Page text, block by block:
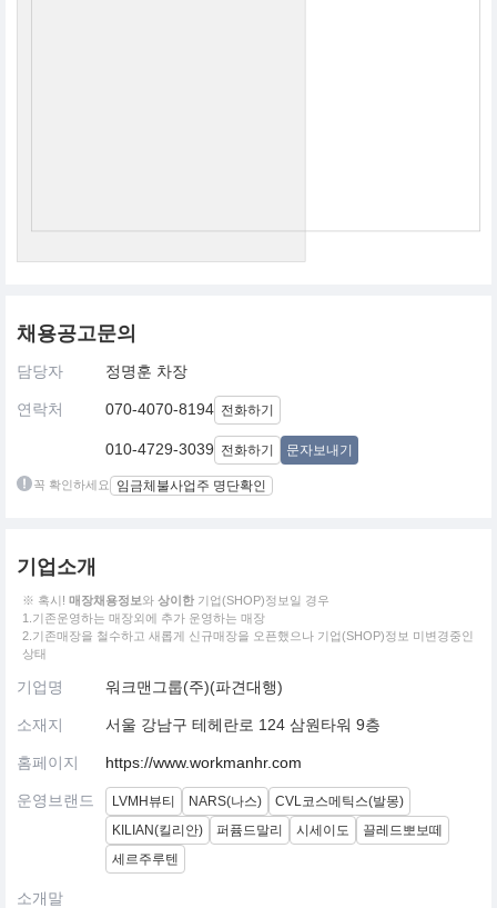
채용공고문의
담당자 정명훈 차장
연락처 070-4070-8194 전화하기
010-4729-3039 전화하기 문자보내기
꼭 확인하세요 임금체불사업주 명단확인
기업소개
※ 혹시! 매장채용정보와 상이한 기업(SHOP)정보일 경우
1.기존운영하는 매장외에 추가 운영하는 매장
2.기존매장을 철수하고 새롭게 신규매장을 오픈했으나 기업(SHOP)정보 미변경중인
상태
기업명 워크맨그룹(주)(파견대행)
소재지 서울 강남구 테헤란로 124 삼원타워 9층
홈페이지 https://www.workmanhr.com
운영브랜드 LVMH뷰티 NARS(나스)
CVL코스메틱스(발몽)
KILIAN(킬리안)
퍼퓸드말리 시세이도
끌레드뽀보떼
세르주루텐
소개말